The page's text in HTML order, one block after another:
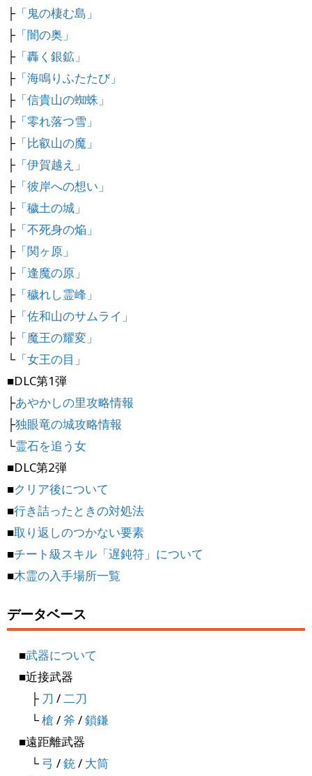
├「鬼の棲む島」
├「闇の奥」
├「轟く銀鉱」
├「海鳴りふたたび」
├「信貴山の蜘蛛」
├「零れ落つ雪」
├「比叡山の魔」
├「伊賀越え」
├「彼岸への想い」
├「穢土の城」
├「不死身の焔」
├「関ヶ原」
├「逢魔の原」
├「穢れし霊峰」
├「佐和山のサムライ」
├「魔王の耀変」
└「女王の目」
■DLC第1弾
├あやかしの里攻略情報
├独眼竜の城攻略情報
└霊石を追う女
■DLC第2弾
■クリア後について
■行き詰ったときの対処法
■取り返しのつかない要素
■チート級スキル「遅鈍符」について
■木霊の入手場所一覧
データベース
■武器について
■近接武器
├刀 /二刀
└槍 /斧 /鎖鎌
■遠距離武器
└弓 /銃/ 大筒